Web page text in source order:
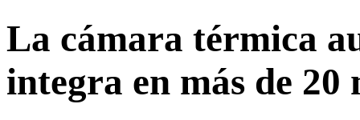
La cámara térmica
integra en más de 20